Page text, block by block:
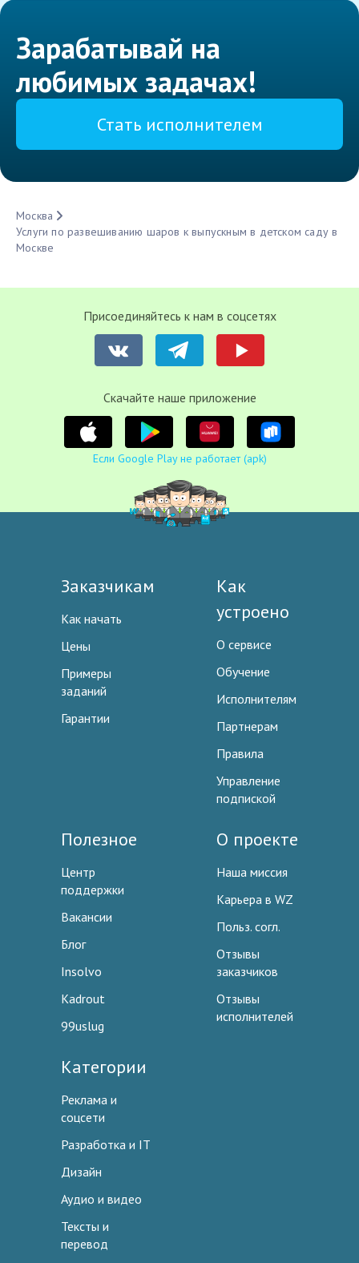
Зарабатывай на
любимых задачах!
Стать исполнителем
Москва
Услуги по развешиванию шаров к выпускным в детском саду в
Москве
Присоединяйтесь к нам в соцсетях
Cкачайте наше приложение
Если Google Play не работает (apk)
Заказчикам
Как начать
Цены
Примеры
заданий
Гарантии
Как
устроено
О сервисе
Обучение
Исполнителям
Партнерам
Правила
Управление
подпиской
Полезное
Центр
поддержки
Вакансии
Блог
Insolvo
Kadrout
99uslug
О проекте
Наша миссия
Карьера в WZ
Польз. согл.
Отзывы
заказчиков
Отзывы
исполнителей
Категории
Реклама и
соцсети
Разработка и IT
Дизайн
Аудио и видео
Тексты и
перевод